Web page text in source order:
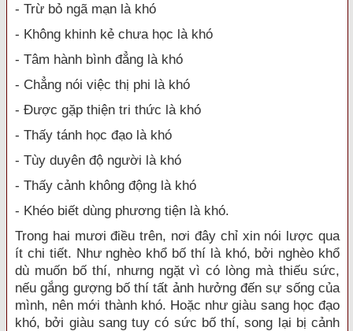
- Trừ bỏ ngã mạn là khó
- Không khinh kẻ chưa học là khó
- Tâm hành bình đẳng là khó
- Chẳng nói việc thị phi là khó
- Được gặp thiện tri thức là khó
- Thấy tánh học đạo là khó
- Tùy duyên độ người là khó
- Thấy cảnh không động là khó
- Khéo biết dùng phương tiện là khó.
Trong hai mươi điều trên, nơi đây chỉ xin nói lược qua
ít chi tiết. Như nghèo khổ bố thí là khó, bởi nghèo khổ
dù muốn bố thí, nhưng ngặt vì có lòng mà thiếu sức,
nếu gắng gượng bố thí tất ảnh hưởng đến sự sống của
mình, nên mới thành khó. Hoặc như giàu sang học đạo
khó, bởi giàu sang tuy có sức bố thí, song lại bị cảnh